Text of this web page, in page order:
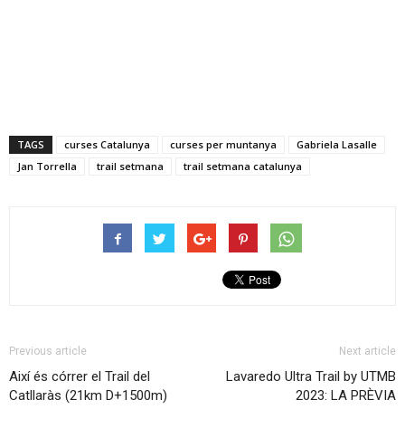
TAGS curses Catalunya curses per muntanya
Gabriela Lasalle
Jan Torrella
trail setmana trail setmana catalunya
Previous article
Així és córrer el Trail del
Catllaràs (21km D+1500m)
Next article
Lavaredo Ultra Trail by UTMB
2023: LA PRÈVIA